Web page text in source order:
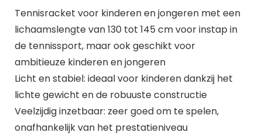
Tennisracket voor kinderen en jongeren met een
lichaamslengte van 130 tot 145 cm voor instap in
de tennissport, maar ook geschikt voor
ambitieuze kinderen en jongeren
Licht en stabiel: ideaal voor kinderen dankzij het
lichte gewicht en de robuuste constructie
Veelzijdig inzetbaar: zeer goed om te spelen,
onafhankelijk van het prestatieniveau